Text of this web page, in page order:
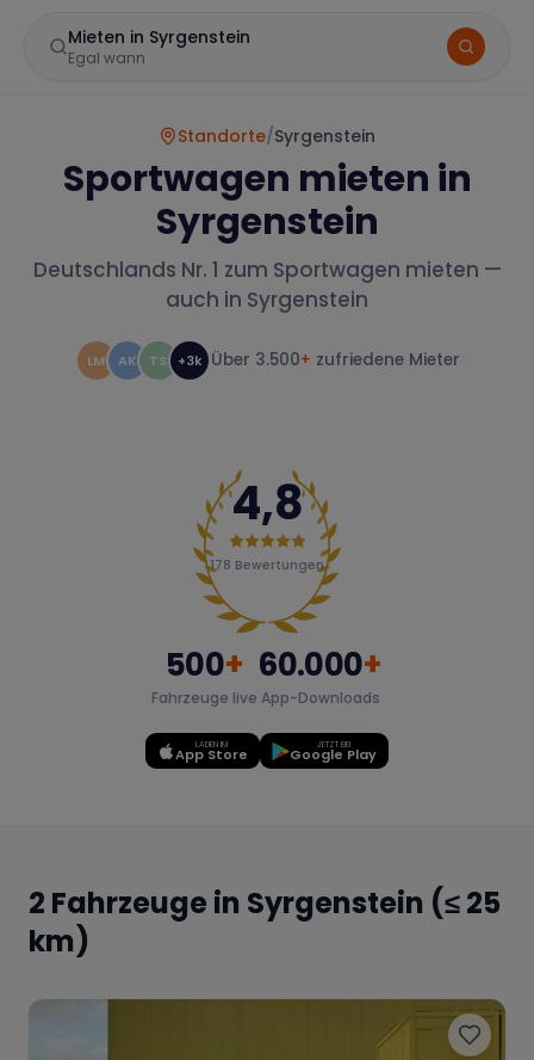
Mieten in Syrgenstein
Egal wann
Lamborghini
Bentley Rolls Royce
Maserati
Zeitraum wählen
Standorte/Syrgenstein
Sportwagen mieten in
Syrgenstein
Deutschlands Nr. 1 zum Sportwagen mieten —
auch in Syrgenstein
LM AK TS +3k Über 3.500+ zufriedene Mieter
4,8
178 Bewertungen
500+
Fahrzeuge live
60.000+
App-Downloads
LADEN IM
App Store
JETZT BEI
Google Play
2 Fahrzeuge in Syrgenstein (≤ 25
km)